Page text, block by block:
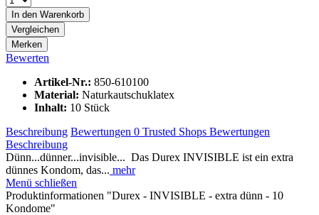
In den Warenkorb
Vergleichen
Merken
Bewerten
Artikel-Nr.: 850-610100
Material: Naturkautschuklatex
Inhalt: 10 Stück
Beschreibung Bewertungen 0 Trusted Shops Bewertungen
Beschreibung
Dünn...dünner...invisible... Das Durex INVISIBLE ist ein extra
dünnes Kondom, das... mehr
Menü schließen
Produktinformationen "Durex - INVISIBLE - extra dünn - 10
Kondome"